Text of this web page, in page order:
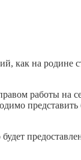
как на родине
работы на